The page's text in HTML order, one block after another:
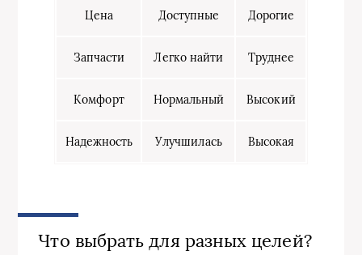
Цена Доступные Дорогие
Запчасти Легко найти Труднее
Комфорт Нормальный Высокий
Надежность Улучшилась Высокая
Что выбрать для разных целей?